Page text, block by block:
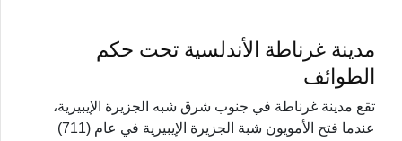
مدينة غرناطة الأندلسية تحت حكم
الطوائف
تقع مدينة غرناطة في جنوب شرق شبه الجزيرة الإيبيرية،
عندما فتح الأمويون شبة الجزيرة الإيبيرية في عام (711)